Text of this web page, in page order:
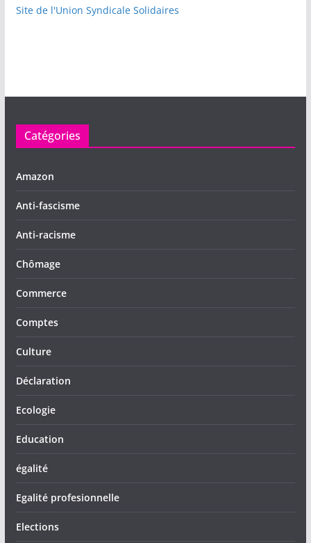
Site de l'Union Syndicale Solidaires
Catégories
Amazon
Anti-fascisme
Anti-racisme
Chômage
Commerce
Comptes
Culture
Déclaration
Ecologie
Education
égalité
Egalité profesionnelle
Elections